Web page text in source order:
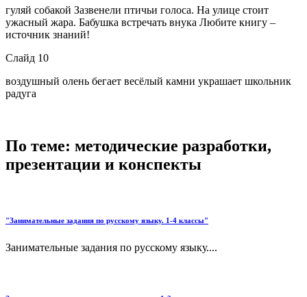
гуляй собакой Зазвенели птичьи голоса. На улице стоит
ужасный жара. Бабушка встречать внука Любите книгу –
источник знаний!
Слайд 10
воздушный олень бегает весёлый камни украшает школьник
радуга
По теме: методические разработки,
презентации и конспекты
"Занимательные задания по русскому языку. 1-4 классы"
Занимательные задания по русскому языку....